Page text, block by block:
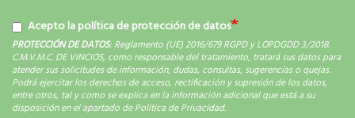
Acepto la política de protección de datos
PROTECCIÓN DE DATOS: Reglamento (UE) 2016/679 RGPD y LOPDGDD 3/2018.
C.M.V.M.C. DE VINCIOS, como responsable del tratamiento, tratará sus datos para
atender sus solicitudes de información, dudas, consultas, sugerencias o quejas.
Podrá ejercitar los derechos de acceso, rectificación y supresión de los datos,
entre otros, tal y como se explica en la información adicional que está a su
disposición en el apartado de Política de Privacidad.